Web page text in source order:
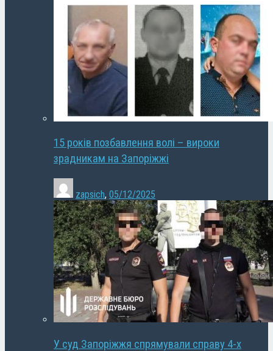
15 років позбавлення волі – вироки
зрадникам на Запоріжжі
zapsich, 05/12/2025
У суд Запоріжжя спрямували справу 4-х